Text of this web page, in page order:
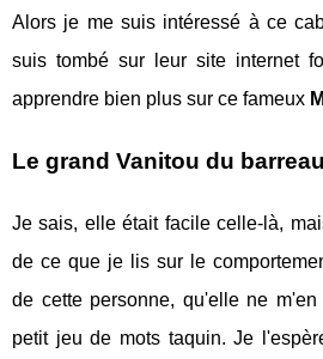
Alors je me suis intéressé à ce
suis tombé sur leur site internet
apprendre bien plus sur ce fameux
Le grand Vanitou du
Je sais, elle était facile celle-là,
de ce que je lis sur le
de cette personne, qu'elle ne
petit jeu de mots taquin. Je